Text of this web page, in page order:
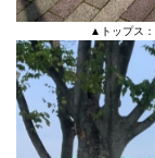
▲トップス：